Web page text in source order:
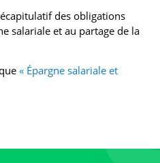
des obligations
salariale et au partage de la
« Épargne salariale et